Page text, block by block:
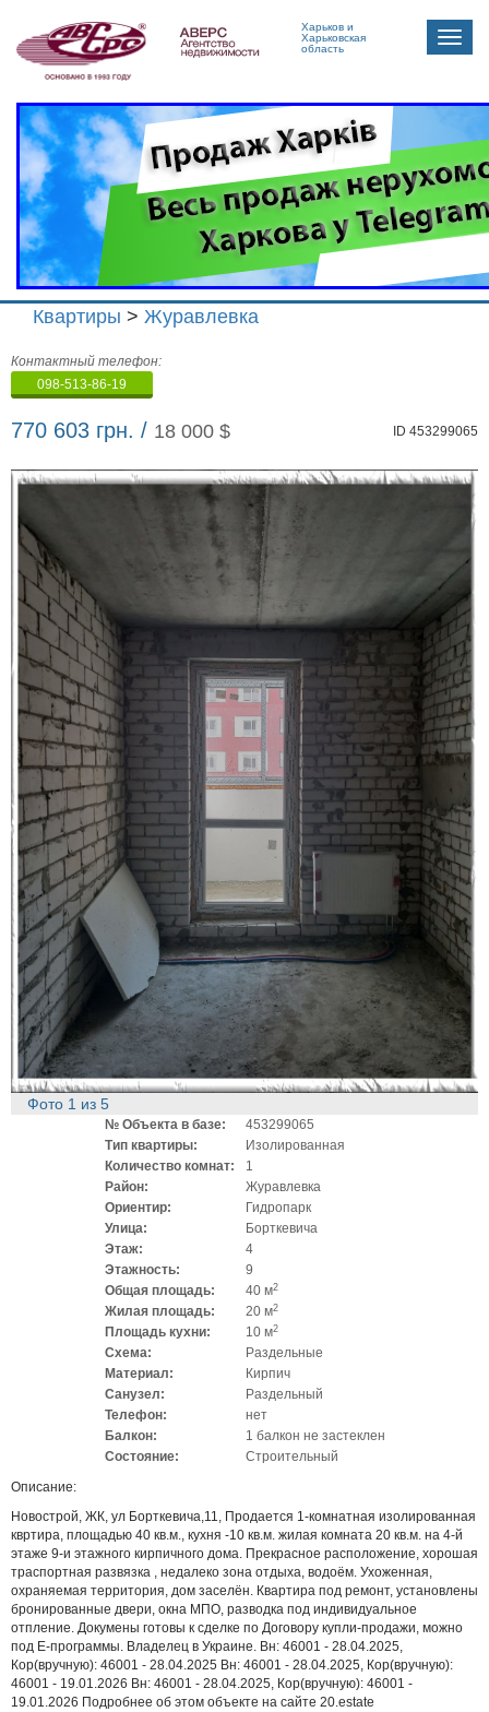
Харьков и
Харьковская
область
Toggle
Квартиры > Журавлевка
Агенство
недвижимости
"Аверс"
Контактный телефон:
098-513-86-19
770 603 грн. / 18 000 $ ID 453299065
Фото 1 из 5
№ Объекта в базе:
453299065
Тип квартиры:
Изолированная
Количество комнат:
1
Район:
Журавлевка
Ориентир:
Гидропарк
Улица:
Борткевича
Этаж:
4
Этажность:
9
Общая площадь:
40 м2
Жилая площадь: 20 м2
Площадь кухни: 10 м2
Схема:
Раздельные
Материал:
Кирпич
Санузел:
Раздельный
Телефон:
нет
Балкон:
1 балкон не застеклен
Состояние:
Строительный
Описание:
Новострой, ЖК, ул Борткевича,11, Продается 1-комнатная изолированная
квртира, площадью 40 кв.м., кухня -10 кв.м. жилая комната 20 кв.м. на 4-й
этаже 9-и этажного кирпичного дома. Прекрасное расположение, хорошая
траспортная развязка , недалеко зона отдыха, водоём. Ухоженная,
охраняемая территория, дом заселён. Квартира под ремонт, установлены
бронированные двери, окна МПО, разводка под индивидуальное
отпление. Докумены готовы к сделке по Договору купли-продажи, можно
под Е-программы. Владелец в Украине. Вн: 46001 - 28.04.2025,
Кор(вручную): 46001 - 28.04.2025 Вн: 46001 - 28.04.2025, Кор(вручную):
46001 - 19.01.2026 Вн: 46001 - 28.04.2025, Кор(вручную): 46001 -
19.01.2026 Подробнее об этом объекте на сайте 20.estate